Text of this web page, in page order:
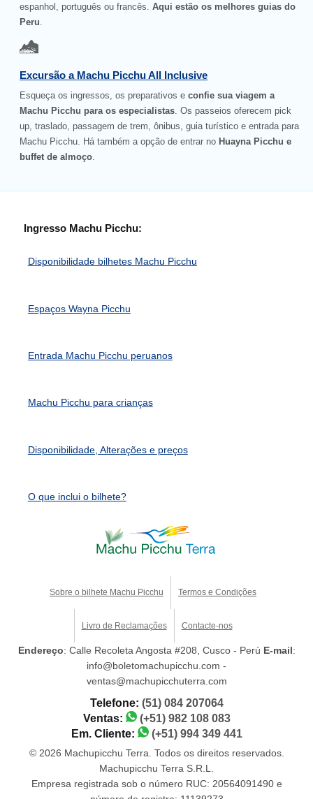
espanhol, português ou francês. Aqui estão os melhores guias do
Peru
Excursão a Machu Picchu All Inclusive
Esqueça os ingressos, os preparativos e confie sua viagem a
Machu Picchu para os especialistas . Os passeios oferecem pick
up, traslado, passagem de trem, ônibus, guia turístico e entrada para
Machu Picchu. Há também a opção de entrar no Huayna Picchu e
buffet de almoço
Ingresso Machu Picchu:
Disponibilidade bilhetes Machu Picchu
Espaços Wayna Picchu
Entrada Machu Picchu peruanos
Machu Picchu para crianças
Disponibilidade, Alterações e preços
O que inclui o bilhete?
Sobre o bilhete Machu Picchu Termos e Condições
Livro de Reclamações Contacte-nos
Endereço: Calle Recoleta Angosta #208, Cusco - Perú E-mail:
info@boletomachupicchu.com -
ventas@machupicchuterra.com
Telefone: (51) 084 207064
Ventas:
(+51) 982 108 083
Em. Cliente:
(+51) 994 349 441
© 2026 Machupicchu Terra. Todos os direitos reservados.
Machupicchu Terra S.R.L.
Empresa registrada sob o número RUC: 20564091490 e